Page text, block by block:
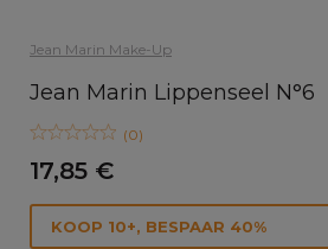
Jean Marin Make-Up
Jean Marin Lippenseel N°6
(0)
17,85 €
KOOP 10+, BESPAAR 40%